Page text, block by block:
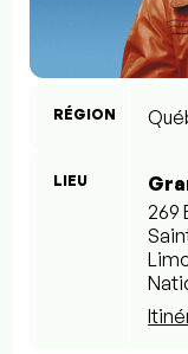
RÉGION
LIEU
269